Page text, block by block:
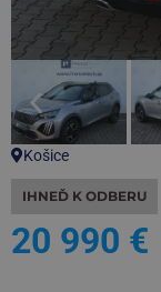
Košice
IHNEĎ K ODBERU
20 990 €